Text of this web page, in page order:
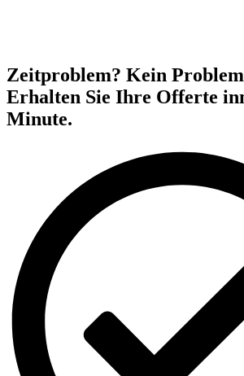
Zeitproblem? Kein
Erhalten Sie Ihre Offerte
Minute.